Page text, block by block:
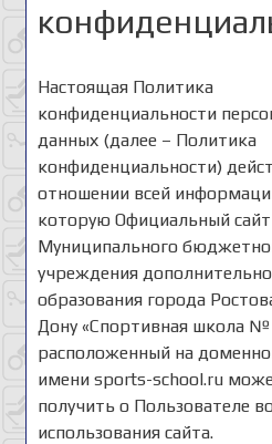
Настоящая Политика
конфиденциальности
данных (далее – Политика
конфиденциальности)
отношении всей
которую Официальный сайт
Муниципального
учреждения
образования города
Дону «Спортивная школа №
расположенный на
имени sports-school.ru
получить о Пользователе
использования сайта.